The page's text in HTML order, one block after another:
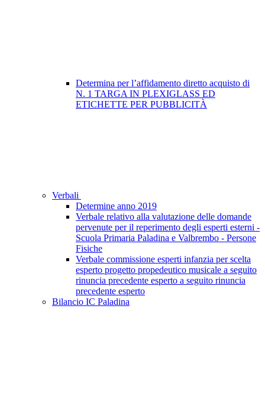
Determina per l’affidamento diretto acquisto di
N. 1 TARGA IN PLEXIGLASS ED
ETICHETTE PER PUBBLICITÀ
Verbali
Determine anno 2019
Verbale relativo alla valutazione delle domande
pervenute per il reperimento degli esperti esterni -
Scuola Primaria Paladina e Valbrembo - Persone
Fisiche
Verbale commissione esperti infanzia per scelta
esperto progetto propedeutico musicale a seguito
rinuncia precedente esperto a seguito rinuncia
precedente esperto
Bilancio IC Paladina